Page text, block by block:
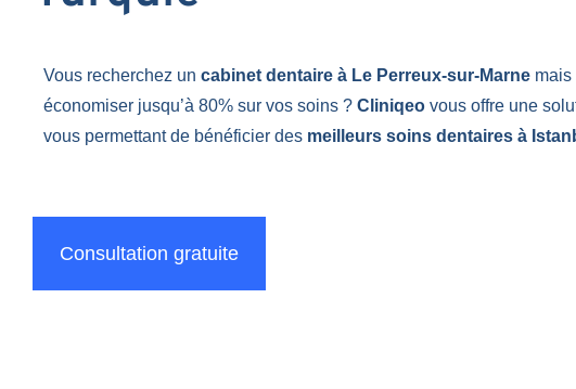
Vous recherchez un cabinet dentaire à Le Perreux-sur-Marne mais
économiser jusqu’à 80% sur vos soins ? Cliniqeo vous offre une
vous permettant de bénéficier des meilleurs soins dentaires à
Consultation gratuite